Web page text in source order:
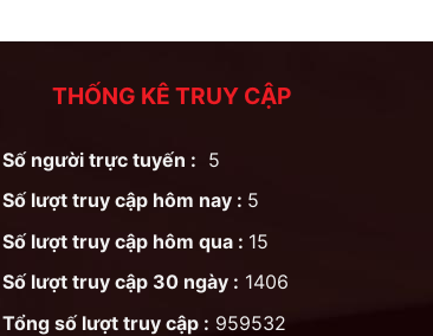
NGHỊ
126/2020/NĐ-
C
THỐNG KÊ TRUY CẬP
Số người trực tuyến : 5
Số lượt truy cập hôm nay : 5
Số lượt truy cập hôm qua : 15
Số lượt truy cập 30 ngày : 1406
Tổng số lượt truy cập : 959532